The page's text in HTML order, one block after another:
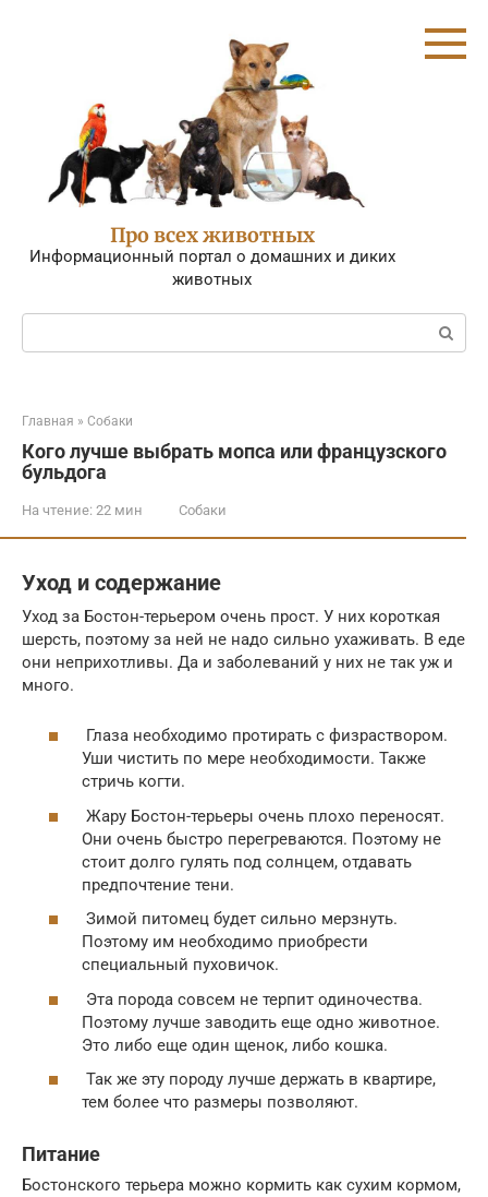
Про всех животных
Информационный портал о домашних и диких
животных
Поиск:
Главная » Собаки
Кого лучше выбрать мопса или французского
бульдога
На чтение: 22 мин Собаки
Уход и содержание
Уход за Бостон-терьером очень прост. У них короткая
шерсть, поэтому за ней не надо сильно ухаживать. В еде
они неприхотливы. Да и заболеваний у них не так уж и
много.
Глаза необходимо протирать с физраствором.
Уши чистить по мере необходимости. Также
стричь когти.
Жару Бостон-терьеры очень плохо переносят.
Они очень быстро перегреваются. Поэтому не
стоит долго гулять под солнцем, отдавать
предпочтение тени.
Зимой питомец будет сильно мерзнуть.
Поэтому им необходимо приобрести
специальный пуховичок.
Эта порода совсем не терпит одиночества.
Поэтому лучше заводить еще одно животное.
Это либо еще один щенок, либо кошка.
Так же эту породу лучше держать в квартире,
тем более что размеры позволяют.
Питание
Бостонского терьера можно кормить как сухим кормом,